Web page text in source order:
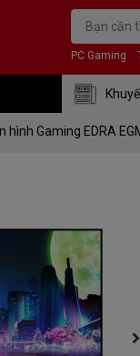
PC Gaming
hình Gaming EDRA